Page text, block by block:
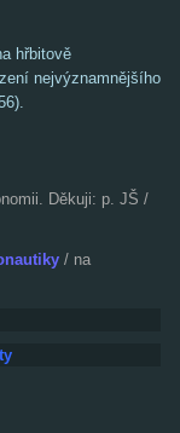
hřbitově
nejvýznamnějšího
Děkuji: p. JŠ /
/ na